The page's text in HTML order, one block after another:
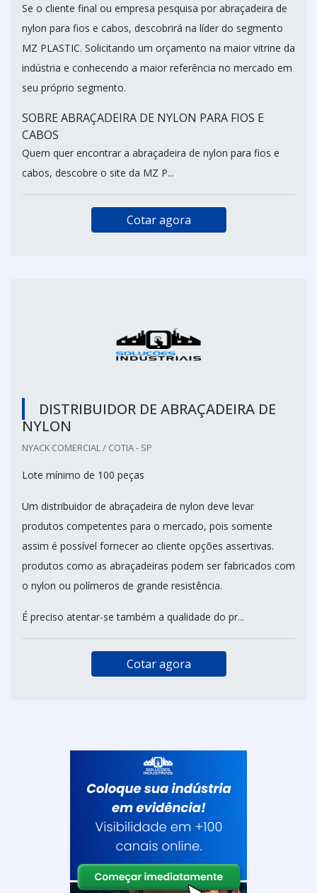
Se o cliente final ou empresa pesquisa por abraçadeira de
nylon para fios e cabos, descobrirá na líder do segmento
MZ PLASTIC. Solicitando um orçamento na maior vitrine da
indústria e conhecendo a maior referência no mercado em
seu próprio segmento.
SOBRE ABRAÇADEIRA DE NYLON PARA FIOS E
CABOS
Quem quer encontrar a abraçadeira de nylon para fios e
cabos, descobre o site da MZ P...
Cotar agora
DISTRIBUIDOR DE ABRAÇADEIRA DE
NYLON
NYACK COMERCIAL / COTIA - SP
Lote mínimo de 100 peças
Um distribuidor de abraçadeira de nylon deve levar
produtos competentes para o mercado, pois somente
assim é possível fornecer ao cliente opções assertivas.
produtos como as abraçadeiras podem ser fabricados com
o nylon ou polímeros de grande resistência.
É preciso atentar-se também a qualidade do pr...
Cotar agora